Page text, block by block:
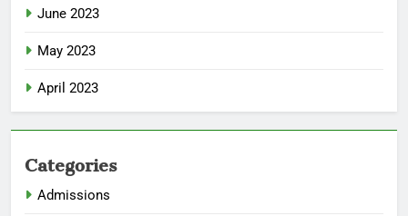
June 2023
May 2023
April 2023
Categories
Admissions